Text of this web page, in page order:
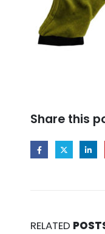
Share this
RELATED